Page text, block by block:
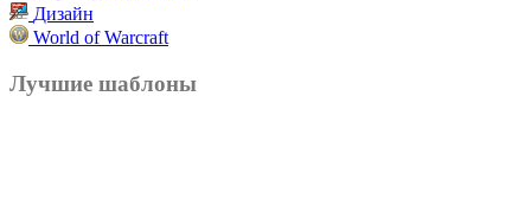
Дизайн
World of Warcraft
Лучшие шаблоны